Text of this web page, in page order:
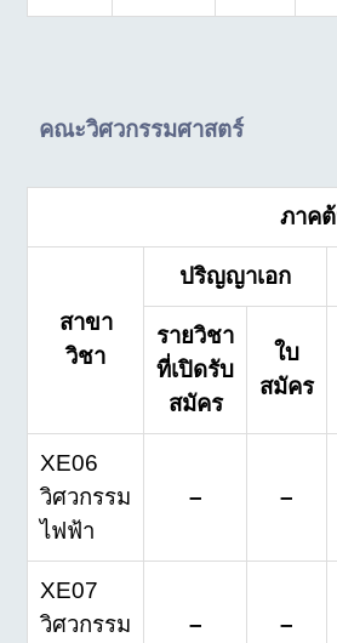
คณะวิศวกรรมศาสตร์
ภาค
สาขา
วิชา
ปริญญาเอก
รายวิชา
ที่เปิดรับ
สมัคร
ใบ
สมัคร
XE06
วิศวกรรม
ไฟฟ้า
– –
XE07
วิศวกรรม
– –